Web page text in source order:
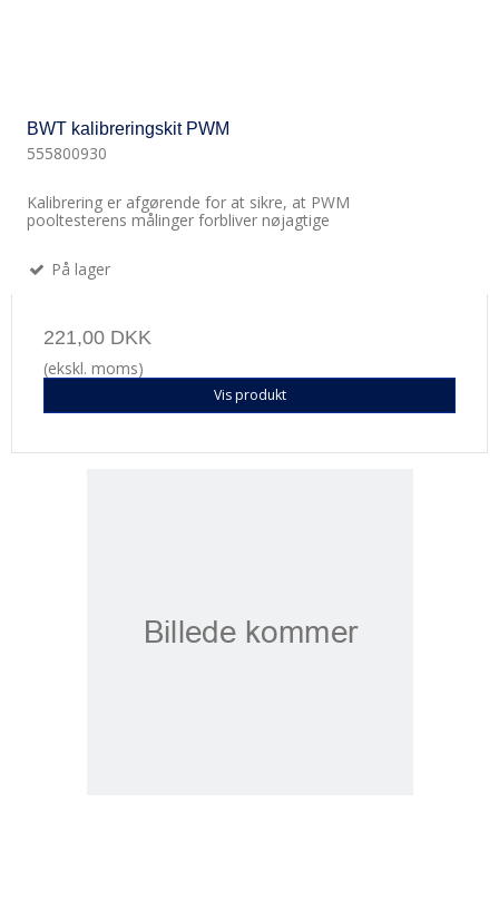
BWT kalibreringskit PWM
555800930
Kalibrering er afgørende for at sikre, at PWM
pooltesterens målinger forbliver nøjagtige
På lager
221,00 DKK
(ekskl. moms)
Vis produkt